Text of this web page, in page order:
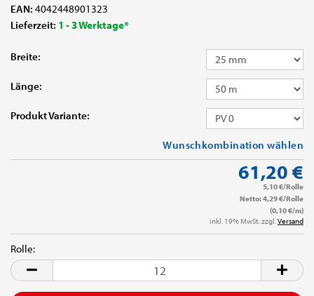
EAN: 4042448901323
Lieferzeit: 1 - 3 Werktage*
Breite:
Länge:
Produkt Variante:
Wunschkombination wählen
61,20 €
5,10 €/Rolle
Netto: 4,29 €/Rolle
(0,10 €/m)
inkl. 19% MwSt. zzgl. Versand
Rolle:
Rolle